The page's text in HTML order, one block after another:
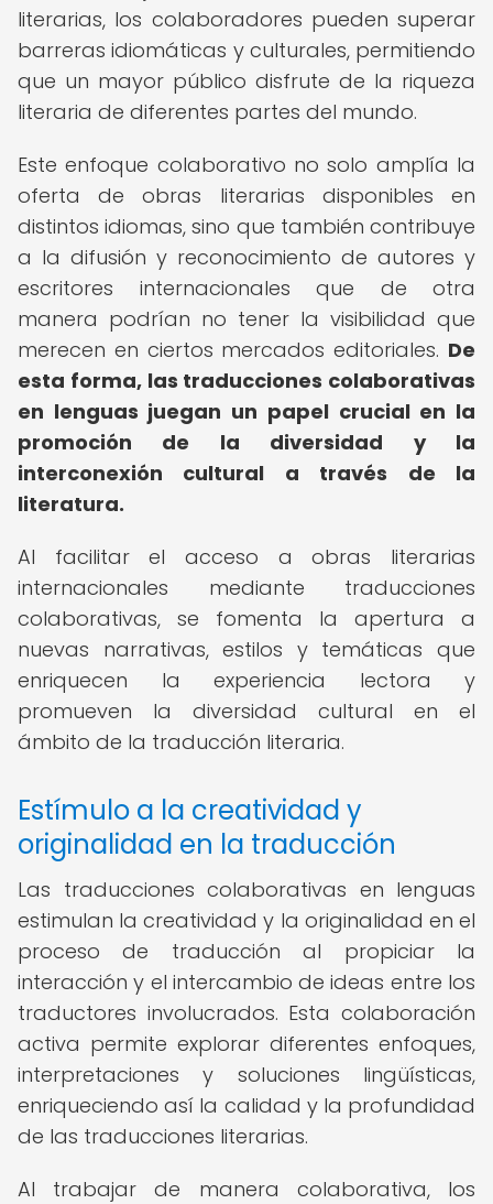
literarias, los colaboradores pueden superar
barreras idiomáticas y culturales, permitiendo
que un mayor público disfrute de la riqueza
literaria de diferentes partes del mundo.
Este enfoque colaborativo no solo amplía la
oferta de obras literarias disponibles en
distintos idiomas, sino que también contribuye
a la difusión y reconocimiento de autores y
escritores internacionales que de otra
manera podrían no tener la visibilidad que
merecen en ciertos mercados editoriales. De
esta forma, las traducciones colaborativas
en lenguas juegan un papel crucial en la
promoción de la diversidad y la
interconexión cultural a través de la
literatura.
Al facilitar el acceso a obras literarias
internacionales mediante traducciones
colaborativas, se fomenta la apertura a
nuevas narrativas, estilos y temáticas que
enriquecen la experiencia lectora y
promueven la diversidad cultural en el
ámbito de la traducción literaria.
Estímulo a la creatividad y
originalidad en la traducción
Las traducciones colaborativas en lenguas
estimulan la creatividad y la originalidad en el
proceso de traducción al propiciar la
interacción y el intercambio de ideas entre los
traductores involucrados. Esta colaboración
activa permite explorar diferentes enfoques,
interpretaciones y soluciones lingüísticas,
enriqueciendo así la calidad y la profundidad
de las traducciones literarias.
Al trabajar de manera colaborativa, los